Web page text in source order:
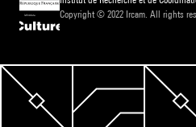
Copyright © 2022 Ircam. All rights